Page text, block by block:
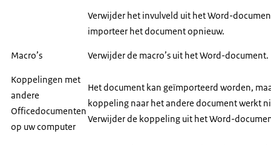
Verwijder het invulveld uit het Word-
importeer het document opnieuw.
Macro’s Verwijder de macro’s uit het Word-document.
Koppelingen met
andere
Officedocumenten
op uw computer
Het document kan geïmporteerd worden,
koppeling naar het andere document werkt
Verwijder de koppeling uit het Word-